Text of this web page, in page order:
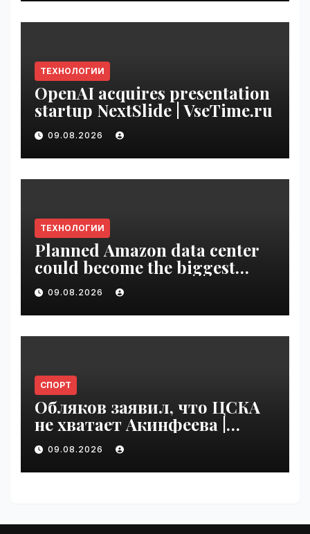
ТЕХНОЛОГИИ
OpenAI acquires presentation
startup NextSlide | VseTime.ru
09.08.2026
ТЕХНОЛОГИИ
Planned Amazon data center
could become the biggest
climate polluter in the U.S. |
VseTime.ru
09.08.2026
СПОРТ
Обляков заявил, что ЦСКА
не хватает Акинфеева |
VseTime.ru
09.08.2026